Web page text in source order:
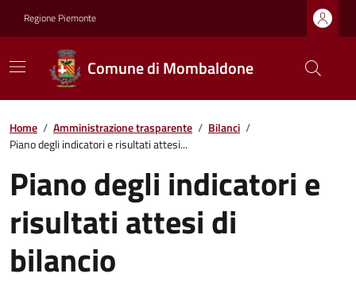
Regione Piemonte
Comune di Mombaldone
Home / Amministrazione trasparente / Bilanci /
Piano degli indicatori e risultati attesi...
Piano degli indicatori e
risultati attesi di
bilancio